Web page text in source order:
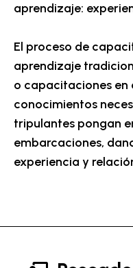
aprendizaje:
El proceso de
aprendizaje
o capacitaciones en
conocimientos
tripulantes pongan
embarcaciones,
experiencia y